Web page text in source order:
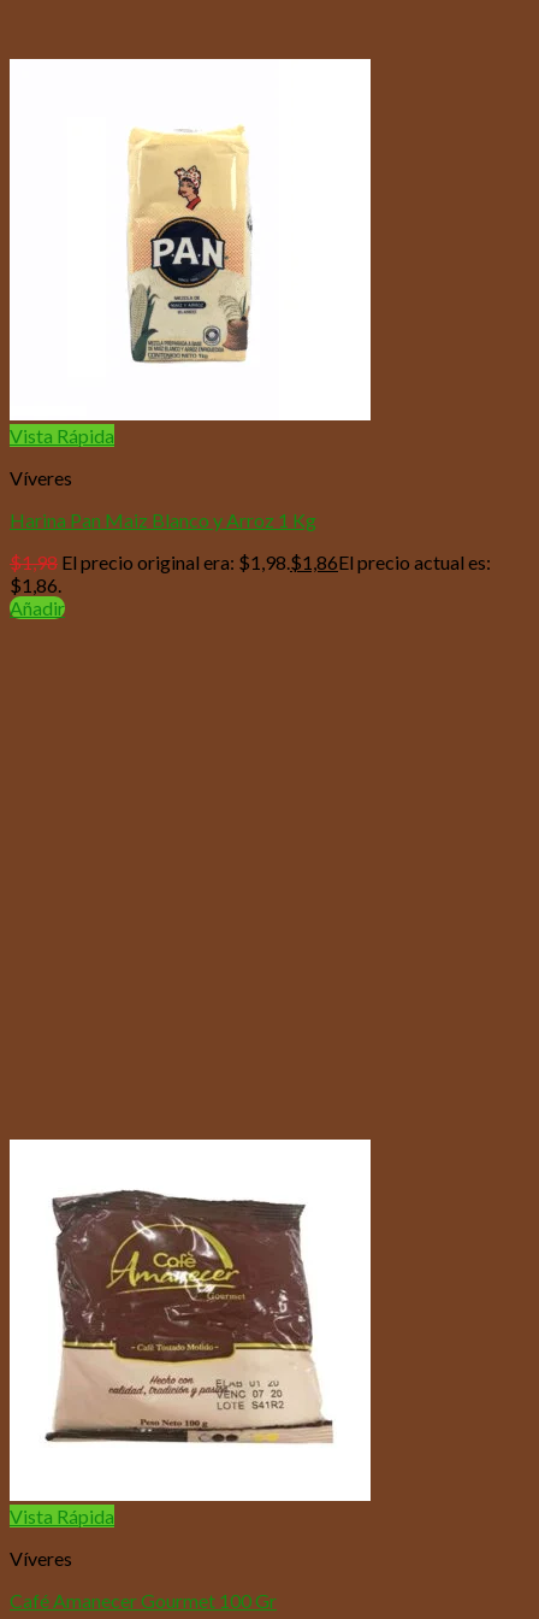
Vista Rápida
Víveres
Harina Pan Maiz Blanco y Arroz 1 Kg
$1,98 El precio original era: $1,98.$1,86El precio actual es:
$1,86.
Añadir
Vista Rápida
Víveres
Café Amanecer Gourmet 100 Gr